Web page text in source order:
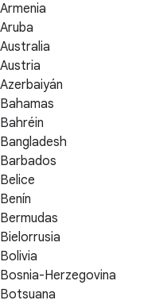
Armenia
Aruba
Australia
Austria
Azerbaiyán
Bahamas
Bahréin
Bangladesh
Barbados
Belice
Benín
Bermudas
Bielorrusia
Bolivia
Bosnia-Herzegovina
Botsuana